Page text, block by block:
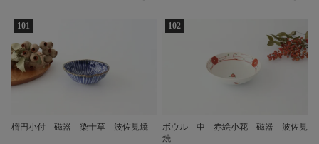
101
楕円小付 磁器 染十草 波佐見焼
102
ボウル 中 赤絵小花 磁器 波佐見
焼